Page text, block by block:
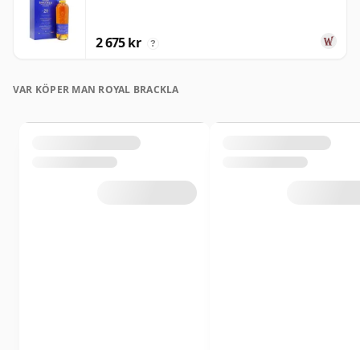
2 675 kr ?
VAR KÖPER MAN ROYAL BRACKLA